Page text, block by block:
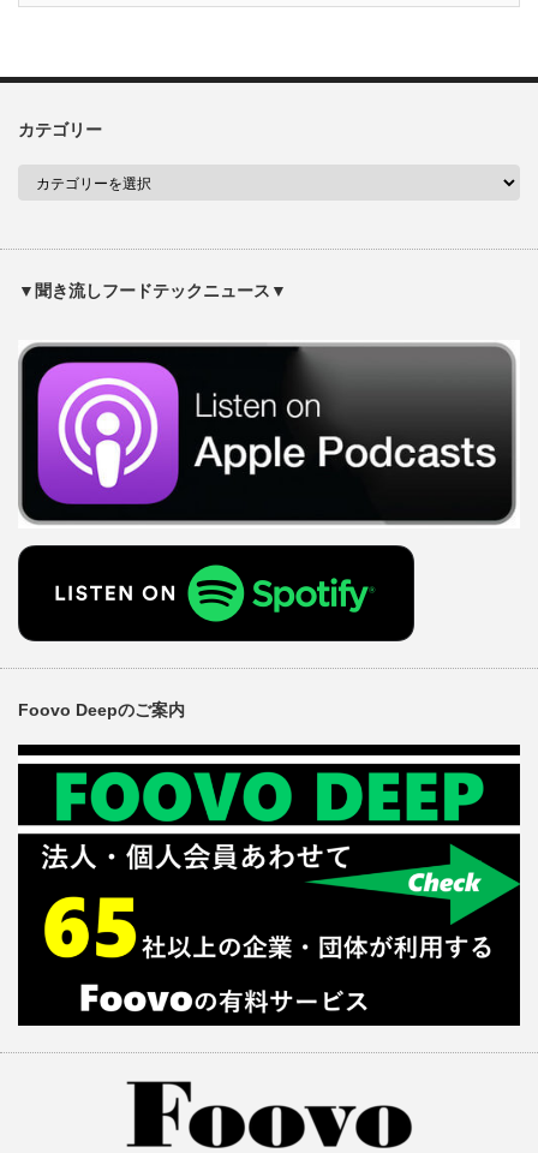
カテゴリー
▼聞き流しフードテックニュース▼
Foovo Deepのご案内